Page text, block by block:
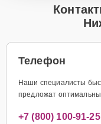
Телефон
Наши специалисты
предложат
+7 (800) 100-91-25